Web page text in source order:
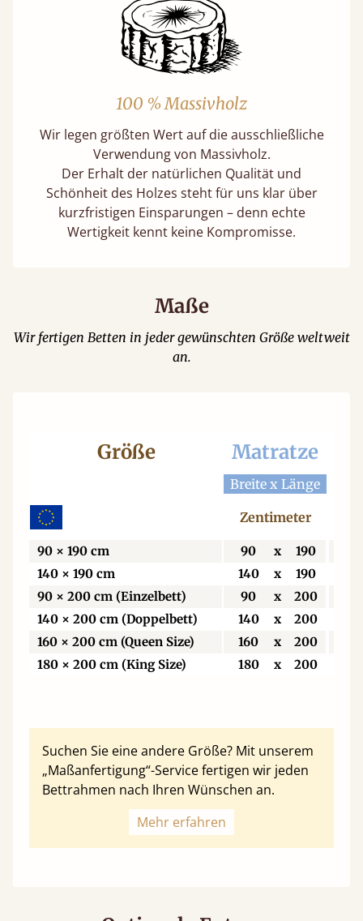
100 % Massivholz
Wir legen größten Wert auf die ausschließliche
Verwendung von Massivholz.
Der Erhalt der natürlichen Qualität und
Schönheit des Holzes steht für uns klar über
kurzfristigen Einsparungen – denn echte
Wertigkeit kennt keine Kompromisse.
Maße
Wir fertigen Betten in jeder gewünschten Größe weltweit
an.
Größe Matratze
Breite x Länge
Zentimeter
90 × 190 cm 90 x 190
140 × 190 cm
140 x 190
90 × 200 cm (Einzelbett)
90 x 200
140 × 200 cm (Doppelbett)
140 x 200
160 × 200 cm (Queen Size)
160 x 200
180 × 200 cm (King Size)
180 x 200
Suchen Sie eine andere Größe? Mit unserem
„Maßanfertigung“-Service fertigen wir jeden
Bettrahmen nach Ihren Wünschen an.
Mehr erfahren